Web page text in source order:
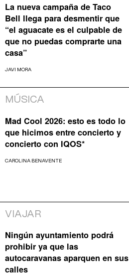
La nueva campaña de Taco
Bell llega para desmentir que
“el aguacate es el culpable de
que no puedas comprarte una
casa”
JAVI MORA
MÚSICA
Mad Cool 2026: esto es todo lo
que hicimos entre concierto y
concierto con IQOS*
CAROLINA BENAVENTE
VIAJAR
Ningún ayuntamiento podrá
prohibir ya que las
autocaravanas aparquen en sus
calles